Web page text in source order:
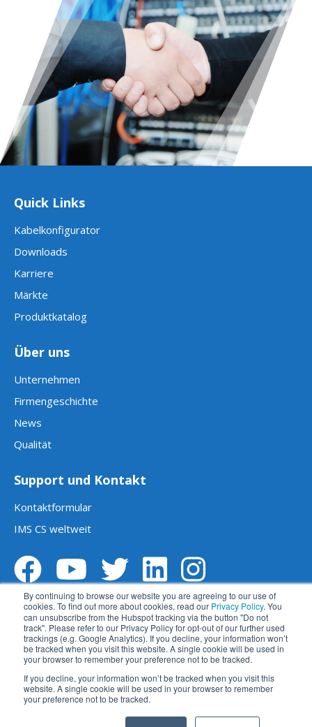
By continuing to browse our website you are agreeing to our use of
cookies. To find out more about cookies, read our Privacy Policy. You
can unsubscribe from the Hubspot tracking via the button "Do not
track". Please refer to our Privacy Policy for opt-out of our further used
trackings (e.g. Google Analytics). If you decline, your information won’t
be tracked when you visit this website. A single cookie will be used in
your browser to remember your preference not to be tracked.
If you decline, your information won’t be tracked when you visit this
website. A single cookie will be used in your browser to remember
your preference not to be tracked.
Quick Links
Kabelkonfigurator
Downloads
Karriere
Märkte
Produktkatalog
Über uns
Unternehmen
Firmengeschichte
News
Qualität
Support und Kontakt
Kontaktformular
IMS CS weltweit
Impressum Datenschutz
AGBs
Haftungsausschluss
苏ICP备2023014270号